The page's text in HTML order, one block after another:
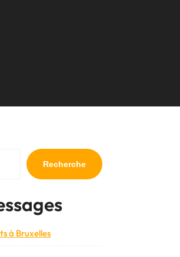
Recherche
à Bruxelles